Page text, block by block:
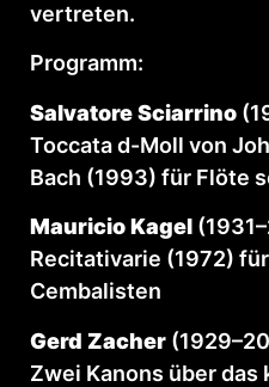
vertreten.
Programm:
Salvatore Sciarrino
Toccata d-Moll von
Bach (1993) für Flöte
Mauricio Kagel
Recitativarie (1972)
Cembalisten
Gerd Zacher
Zwei Kanons über das